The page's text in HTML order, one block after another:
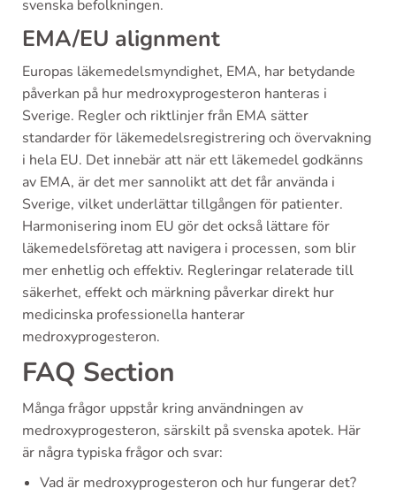
svenska befolkningen.
EMA/EU alignment
Europas läkemedelsmyndighet, EMA, har betydande
påverkan på hur medroxyprogesteron hanteras i
Sverige. Regler och riktlinjer från EMA sätter
standarder för läkemedelsregistrering och övervakning
i hela EU. Det innebär att när ett läkemedel godkänns
av EMA, är det mer sannolikt att det får använda i
Sverige, vilket underlättar tillgången för patienter.
Harmonisering inom EU gör det också lättare för
läkemedelsföretag att navigera i processen, som blir
mer enhetlig och effektiv. Regleringar relaterade till
säkerhet, effekt och märkning påverkar direkt hur
medicinska professionella hanterar
medroxyprogesteron.
FAQ Section
Många frågor uppstår kring användningen av
medroxyprogesteron, särskilt på svenska apotek. Här
är några typiska frågor och svar:
Vad är medroxyprogesteron och hur fungerar det?